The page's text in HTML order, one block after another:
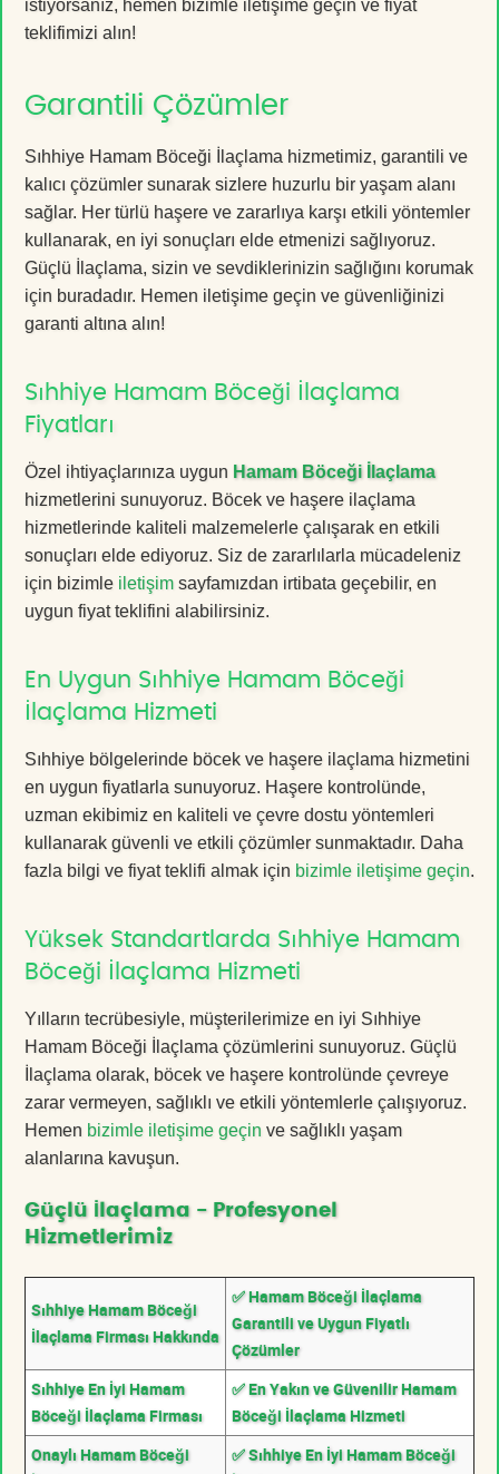
istiyorsanız, hemen bizimle iletişime geçin ve fiyat
teklifimizi alın!
Garantili Çözümler
Sıhhiye Hamam Böceği İlaçlama hizmetimiz, garantili ve
kalıcı çözümler sunarak sizlere huzurlu bir yaşam alanı
sağlar. Her türlü haşere ve zararlıya karşı etkili yöntemler
kullanarak, en iyi sonuçları elde etmenizi sağlıyoruz.
Güçlü İlaçlama, sizin ve sevdiklerinizin sağlığını korumak
için buradadır. Hemen iletişime geçin ve güvenliğinizi
garanti altına alın!
Sıhhiye Hamam Böceği İlaçlama
Fiyatları
Özel ihtiyaçlarınıza uygun Hamam Böceği İlaçlama
hizmetlerini sunuyoruz. Böcek ve haşere ilaçlama
hizmetlerinde kaliteli malzemelerle çalışarak en etkili
sonuçları elde ediyoruz. Siz de zararlılarla mücadeleniz
için bizimle iletişim sayfamızdan irtibata geçebilir, en
uygun fiyat teklifini alabilirsiniz.
En Uygun Sıhhiye Hamam Böceği
İlaçlama Hizmeti
Sıhhiye bölgelerinde böcek ve haşere ilaçlama hizmetini
en uygun fiyatlarla sunuyoruz. Haşere kontrolünde,
uzman ekibimiz en kaliteli ve çevre dostu yöntemleri
kullanarak güvenli ve etkili çözümler sunmaktadır. Daha
fazla bilgi ve fiyat teklifi almak için bizimle iletişime geçin.
Yüksek Standartlarda Sıhhiye Hamam
Böceği İlaçlama Hizmeti
Yılların tecrübesiyle, müşterilerimize en iyi Sıhhiye
Hamam Böceği İlaçlama çözümlerini sunuyoruz. Güçlü
İlaçlama olarak, böcek ve haşere kontrolünde çevreye
zarar vermeyen, sağlıklı ve etkili yöntemlerle çalışıyoruz.
Hemen bizimle iletişime geçin ve sağlıklı yaşam
alanlarına kavuşun.
Güçlü İlaçlama - Profesyonel
Hizmetlerimiz
Sıhhiye Hamam Böceği
İlaçlama Firması Hakkında
✅ Hamam Böceği İlaçlama
Garantili ve Uygun Fiyatlı
Çözümler
Sıhhiye En İyi Hamam
Böceği İlaçlama Firması
✅ En Yakın ve Güvenilir Hamam
Böceği İlaçlama Hizmeti
Onaylı Hamam Böceği
✅ Sıhhiye En İyi Hamam Böceği